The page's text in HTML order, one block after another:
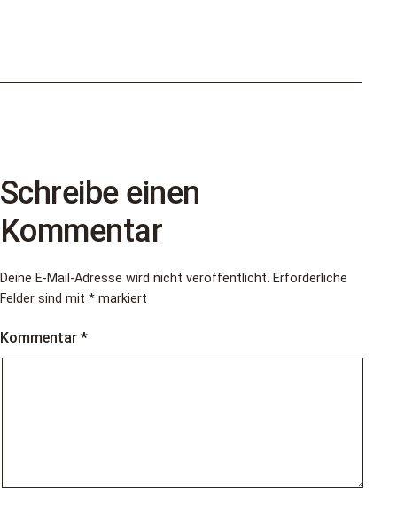
Schreibe einen
Kommentar
Deine E-Mail-Adresse wird nicht veröffentlicht. Erforderliche
Felder sind mit * markiert
Kommentar *